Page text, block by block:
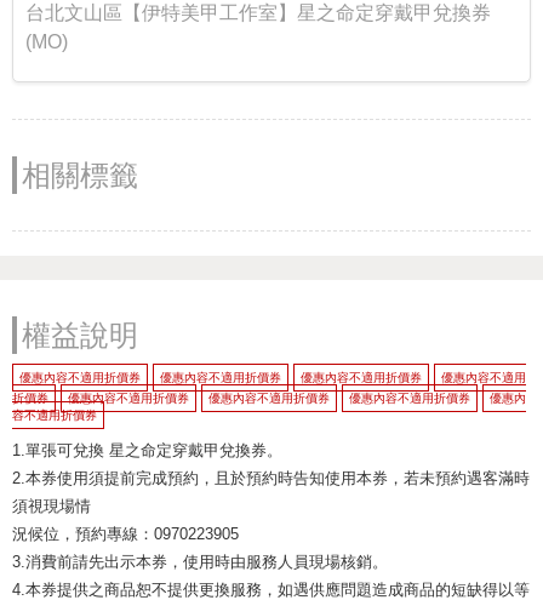
台北文山區【伊特美甲工作室】星之命定穿戴甲兌換券
(MO)
相關標籤
權益說明
優惠內容不適用折價券 優惠內容不適用折價券 優惠內容不適用折價券
優惠內容不適用
折價券
優惠內容不適用折價券 優惠內容不適用折價券 優惠內容不適用折價券
優惠內
容不適用折價券
1.單張可兌換 星之命定穿戴甲兌換券。
2.本券使用須提前完成預約，且於預約時告知使用本券，若未預約遇客滿時
須視現場情
況候位，預約專線：0970223905
3.消費前請先出示本券，使用時由服務人員現場核銷。
4.本券提供之商品恕不提供更換服務，如遇供應問題造成商品的短缺得以等